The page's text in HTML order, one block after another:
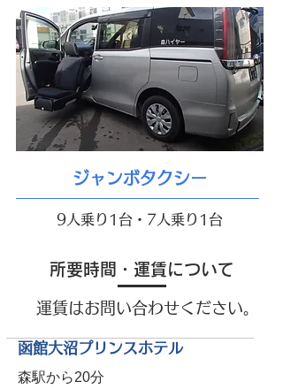
ジャンボタクシー
9人乗り1台・7人乗り1台
所要時間・運賃について
運賃はお問い合わせください。
函館大沼プリンスホテル
森駅から20分